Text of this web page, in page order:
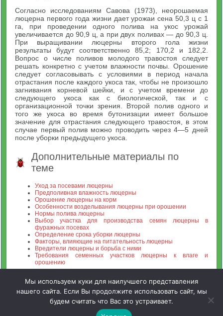
Согласно исследованиям Савова (1973), неорошаемая
люцерна первого года жизни дает урожаи сена 50,3 ц с 1
га, при проведении одного полива на укос урожай
увеличивается до 90,9 ц, а при двух поливах — до 90,3 ц.
При выращивании люцерны второго гола жизни
результаты будут соответственно 85,2; 170,2 и 182,2.
Вопрос о числе поливов молодого травостоя следует
решать конкретно с учетом влажности почвы. Орошение
следует согласовывать с условиями в период начала
отрастания после каждого укоса так, чтобы не произошло
загнивания корневой шейки, и с учетом времени до
следующего укоса как с биологической, так и с
организационной точки зрения. Второй полив одного и
того же укоса во время бутонизации имеет большое
значение для отрастания следующего травостоя, в этом
случае первый полив можно проводить через 4—5 дней
после уборки предыдущего укоса.
Дополнительные материалы по
теме
Уход за посевами люцерны
Предполивная влажность люцерны
Орошение люцерны на корм
Особенности возделывания люцерны при орошении
Нормы полива люцерны
Выбор участка для производства семян люцерны в
фуражных посевах
Определение срока уборки люцерны
Факторы, влияющие на питательность люцерны
Вредители люцерны и борьба с ними
Требования семенных участков люцерны к влаге и
орошению
Зооинженерный факультет МСХА. Неофициальный сайт
Мы используем куки для наилучшего представления
нашего сайта. Если Вы продолжите использовать сайт, мы
будем считать что Вас это устраивает.